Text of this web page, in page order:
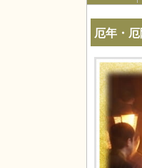
厄年・